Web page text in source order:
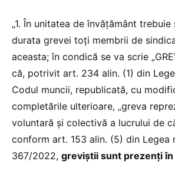
„1. În unitatea de învăţământ
durata grevei toţi membrii de
aceasta; în condică se va scrie
că, potrivit art. 234 alin. (1) din
Codul muncii, republicată, cu
completările ulterioare, „greva
voluntară şi colectivă a lucrului de
conform art. 153 alin. (5) din Legea
367/2022, greviştii sunt prezenți